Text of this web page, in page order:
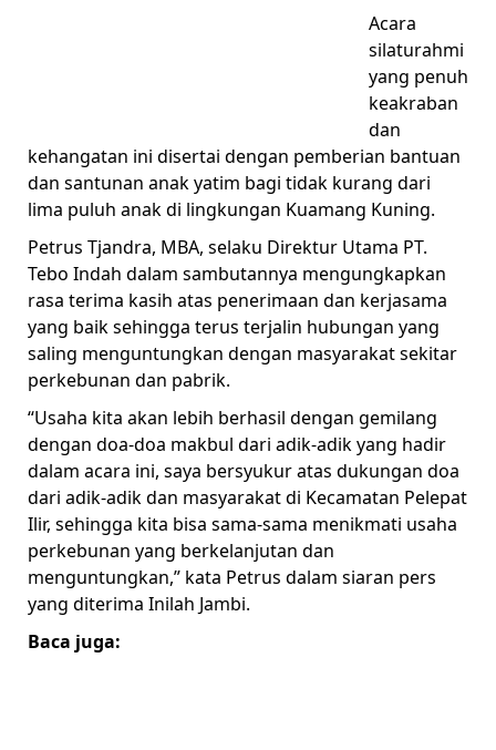
Acara
silaturahmi
yang penuh
keakraban
dan
kehangatan ini disertai dengan pemberian bantuan
dan santunan anak yatim bagi tidak kurang dari
lima puluh anak di lingkungan Kuamang Kuning.
Petrus Tjandra, MBA, selaku Direktur Utama PT.
Tebo Indah dalam sambutannya mengungkapkan
rasa terima kasih atas penerimaan dan kerjasama
yang baik sehingga terus terjalin hubungan yang
saling menguntungkan dengan masyarakat sekitar
perkebunan dan pabrik.
“Usaha kita akan lebih berhasil dengan gemilang
dengan doa-doa makbul dari adik-adik yang hadir
dalam acara ini, saya bersyukur atas dukungan doa
dari adik-adik dan masyarakat di Kecamatan Pelepat
Ilir, sehingga kita bisa sama-sama menikmati usaha
perkebunan yang berkelanjutan dan
menguntungkan,” kata Petrus dalam siaran pers
yang diterima Inilah Jambi.
Baca juga: